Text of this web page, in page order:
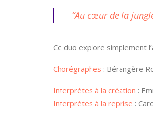
“Au cœur de la
Ce duo explore simplement
Chorégraphes : Bérangère
Interprètes à la création :
Interprètes à la reprise :